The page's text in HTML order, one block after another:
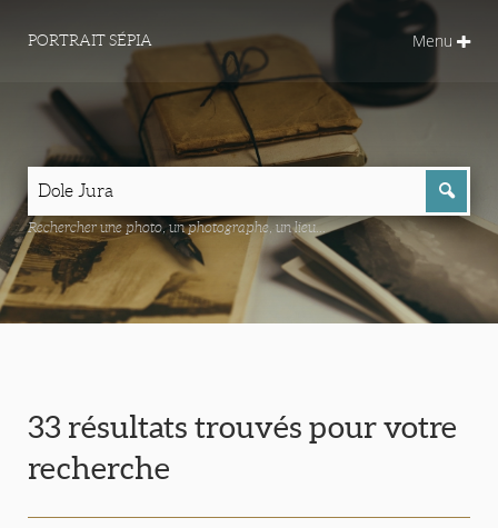
PORTRAIT SÉPIA Menu
Rechercher une photo, un photographe, un lieu...
33 résultats trouvés pour votre
recherche